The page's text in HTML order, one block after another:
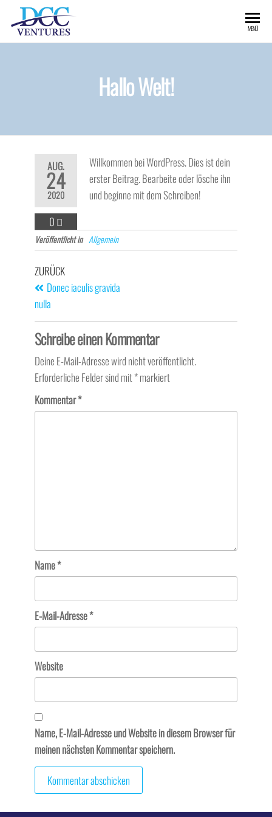
MENÜ
Hallo Welt!
AUG.
24
2020
0
Willkommen bei WordPress. Dies ist dein
erster Beitrag. Bearbeite oder lösche ihn
und beginne mit dem Schreiben!
Veröffentlicht in Allgemein
ZURÜCK
Donec iaculis gravida
nulla
Schreibe einen Kommentar
Deine E-Mail-Adresse wird nicht veröffentlicht.
Erforderliche Felder sind mit*markiert
Kommentar*
Name*
E-Mail-Adresse*
Website
Name, E-Mail-Adresse und Website in diesem Browser für
meinen nächsten Kommentar speichern.